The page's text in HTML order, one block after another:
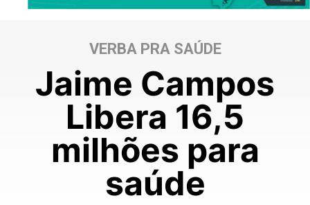
VERBA PRA SAÚDE
Jaime Campos
Libera 16,5
milhões para
saúde